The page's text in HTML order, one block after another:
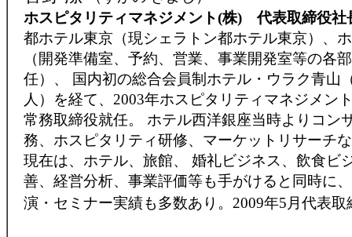
ホスピタリティマネジメント(株) 代表取締役社
都ホテル東京（現シェラトン都ホテル東京）、
（開発準備室、予約、営業、事業開発室等の各
任）、 国内初の総合会員制ホテル・ウラク青山
人）を経て、2003年ホスピタリティマネジメン
常務取締役就任。 ホテル西洋銀座当時よりコン
務、ホスピタリティ研修、マーケットリサーチ
現在は、ホテル、旅館、 婚礼ビジネス、飲食ビ
善、経営分析、事業評価等も手がけると同時に
演・セミナー実績も多数あり。2009年5月代表取